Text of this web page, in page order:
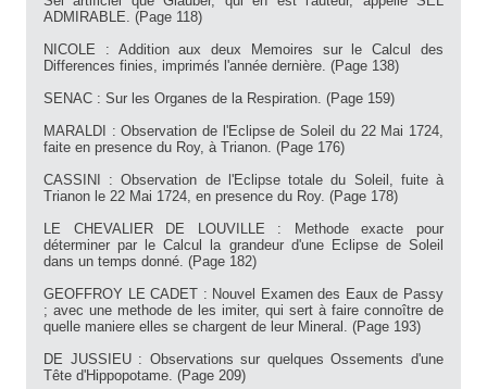
ADMIRABLE. (Page 118)
NICOLE : Addition aux deux Memoires sur le Calcul des
Differences finies, imprimés l'année dernière. (Page 138)
SENAC : Sur les Organes de la Respiration. (Page 159)
MARALDI : Observation de l'Eclipse de Soleil du 22 Mai 1724,
faite en presence du Roy, à Trianon. (Page 176)
CASSINI : Observation de l'Eclipse totale du Soleil, fuite à
Trianon le 22 Mai 1724, en presence du Roy. (Page 178)
LE CHEVALIER DE LOUVILLE : Methode exacte pour
déterminer par le Calcul la grandeur d'une Eclipse de Soleil
dans un temps donné. (Page 182)
GEOFFROY LE CADET : Nouvel Examen des Eaux de Passy
; avec une methode de les imiter, qui sert à faire connoître de
quelle maniere elles se chargent de leur Mineral. (Page 193)
DE JUSSIEU : Observations sur quelques Ossements d'une
Tête d'Hippopotame. (Page 209)